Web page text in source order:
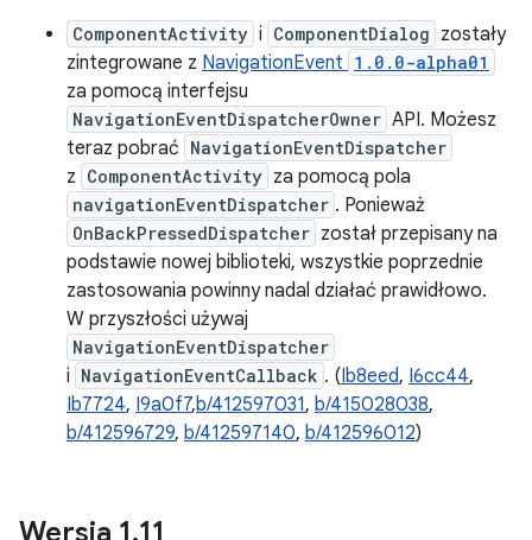
ComponentActivity i ComponentDialog zostały
zintegrowane z NavigationEvent 1.0.0-alpha01
za pomocą interfejsu
NavigationEventDispatcherOwner API. Możesz
teraz pobrać NavigationEventDispatcher
z ComponentActivity za pomocą pola
navigationEventDispatcher . Ponieważ
OnBackPressedDispatcher został przepisany na
podstawie nowej biblioteki, wszystkie poprzednie
zastosowania powinny nadal działać prawidłowo.
W przyszłości używaj
NavigationEventDispatcher
i NavigationEventCallback . (Ib8eed, I6cc44,
Ib7724, I9a0f7,b/412597031, b/415028038,
b/412596729, b/412597140, b/412596012)
Wersja 1.11